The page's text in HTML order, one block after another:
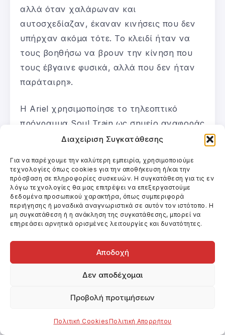
Διαχείριση Συγκατάθεσης
Για να παρέχουμε την καλύτερη εμπειρία, χρησιμοποιούμε
τεχνολογίες όπως cookies για την αποθήκευση ή/και την
πρόσβαση σε πληροφορίες συσκευών. Η συγκατάθεση για τις εν
λόγω τεχνολογίες θα μας επιτρέψει να επεξεργαστούμε
δεδομένα προσωπικού χαρακτήρα, όπως συμπεριφορά
περιήγησης ή μοναδικά αναγνωριστικά σε αυτόν τον ιστότοπο. Η
μη συγκατάθεση ή η ανάκληση της συγκατάθεσης, μπορεί να
επηρεάσει αρνητικά ορισμένες λειτουργίες και δυνατότητες.
Αποδοχή
Δεν αποδέχομαι
Προβολή προτιμήσεων
Πολιτική CookiesΠολιτική Απορρήτου
αλλά όταν χαλάρωναν και
αυτοσχεδίαζαν, έκαναν κινήσεις που δεν
υπήρχαν ακόμα τότε. Το κλειδί ήταν να
τους βοηθήσω να βρουν την κίνηση που
τους έβγαινε φυσικά, αλλά που δεν ήταν
παράταιρη».
Η Ariel χρησιμοποίησε το τηλεοπτικό
πρόγραμμα Soul Train ως σημείο αναφοράς
για να μάθουν οι ηθοποιοί τις χορευτικές
την εποχή, βλέπεις ότι οι άνθρωποι
χρησιμοποιούσαν τη λεκάνη τους πιο
ελεύθερα και έμπαιναν στο κέφι με άλλο
τρόπο απ’ό,τι σήμερα. Ήταν μια
σεξουαλική και πολιτισμική επανάσταση
και ο χορός τους ήταν πολύ εορταστικός».
Τις εβδομάδες που προηγήθηκαν του
γυρίσματος, η Ariel δούλεψε πολύ εντατικά
με τους ηθοποιούς ώστε να αισθάνονται
φανταστικός γιατί τους έδωσε χρόνο να